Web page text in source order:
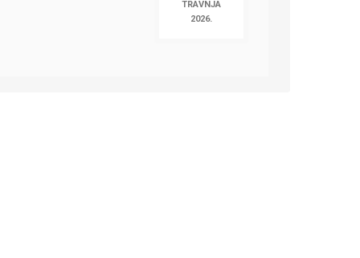
TRAVNJA
2026.